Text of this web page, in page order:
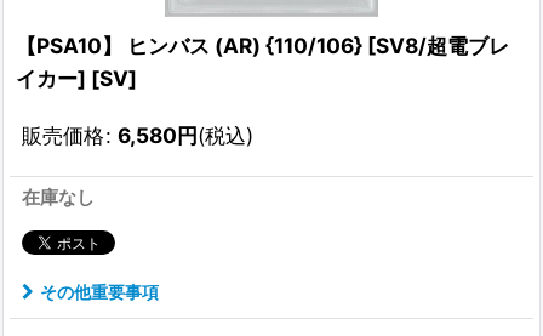
【PSA10】 ヒンバス (AR) {110/106} [SV8/超電ブレ
イカー] [SV]
販売価格: 6,580円(税込)
在庫なし
その他重要事項